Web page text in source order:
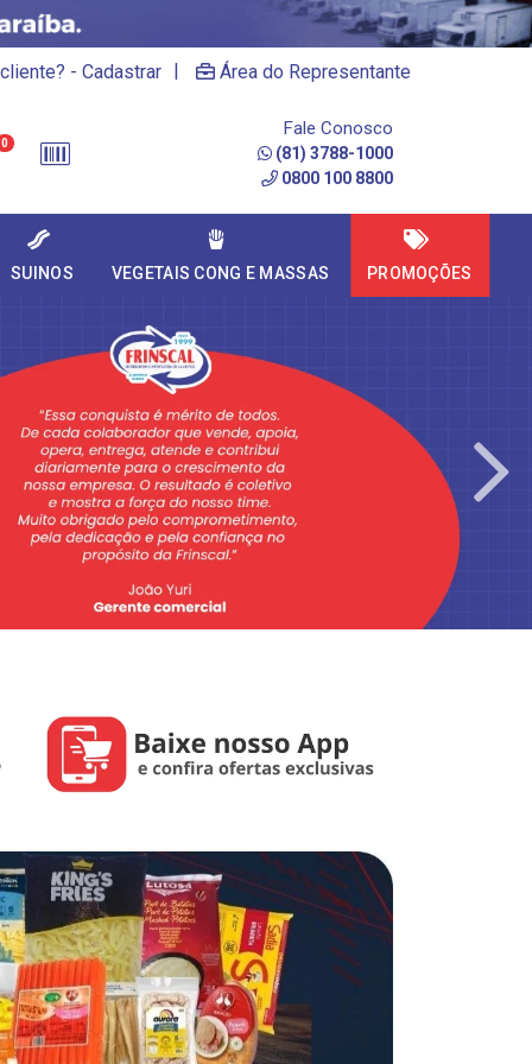
- Cadastrar | Área do Representante
0
Fale Conosco
(81) 3788-1000
0800 100 8800
SUINOS VEGETAIS CONG E MASSAS PROMOÇÕES